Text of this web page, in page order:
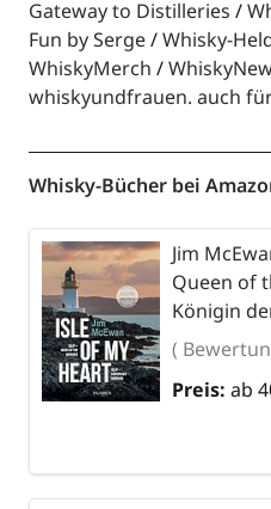
Gateway to Distilleries
Fun by Serge
Whisky-
WhiskyMerch
whiskyundfrauen. auch
Whisky-Bücher bei
Jim
Queen of
Königin
(
Preis: ab